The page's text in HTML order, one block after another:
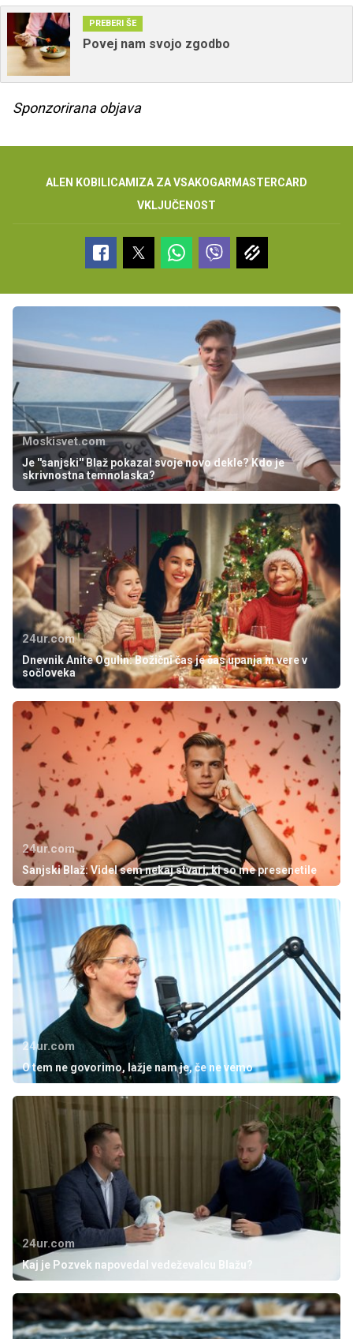
PREBERI ŠE
Povej nam svojo zgodbo
Sponzorirana objava
ALEN KOBILICAMIZA ZA VSAKOGAR MASTERCARD
VKLJUČENOST
Moskisvet.com
Je ''sanjski'' Blaž pokazal svoje novo dekle? Kdo je
skrivnostna temnolaska?
24ur.com
Dnevnik Anite Ogulin: Božični čas je čas upanja in vere v
sočloveka
24ur.com
Sanjski Blaž: Videl sem nekaj stvari, ki so me presenetile
24ur.com
O tem ne govorimo, lažje nam je, če ne vemo
24ur.com
Kaj je Pozvek napovedal vedeževalcu Blažu?